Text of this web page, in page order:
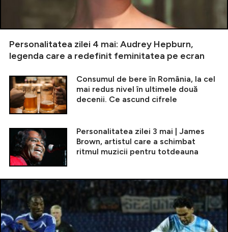
Personalitatea zilei 4 mai: Audrey Hepburn,
legenda care a redefinit feminitatea pe ecran
Consumul de bere în România, la cel
mai redus nivel în ultimele două
decenii. Ce ascund cifrele
Personalitatea zilei 3 mai | James
Brown, artistul care a schimbat
ritmul muzicii pentru totdeauna